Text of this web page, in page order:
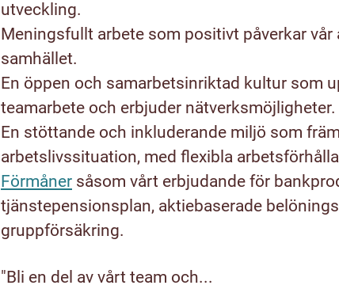
utveckling.
Meningsfullt arbete som positivt påverkar vår
samhället.
En öppen och samarbetsinriktad kultur som
teamarbete och erbjuder nätverksmöjligheter.
En stöttande och inkluderande miljö som
arbetslivssituation, med flexibla
Förmåner såsom vårt erbjudande för
tjänstepensionsplan, aktiebaserade
gruppförsäkring.
"Bli en del av vårt team och...